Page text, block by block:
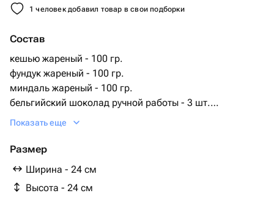
1 человек добавил товар в свои подборки
Состав
кешью жареный - 100 гр.
фундук жареный - 100 гр.
миндаль жареный - 100 гр.
бельгийский шоколад ручной работы - 3 шт.
грецкий орех очищенный - 30 гр.
Показать еще
Размер
Ширина - 24 см
Высота - 24 см